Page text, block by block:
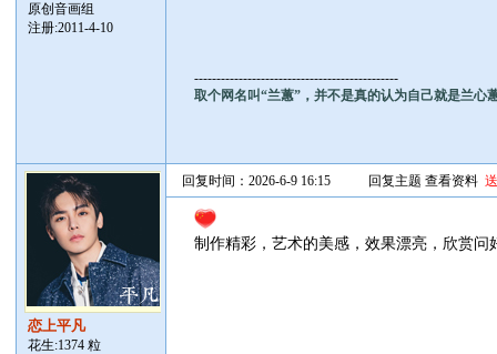
原创音画组
注册:2011-4-10
----------------------------------------------
取个网名叫“兰蕙”，并不是真的认为自己就是兰
恋上平凡
花生:1374 粒
回复时间：2026-6-9 16:15 回复主题 查看资料
制作精彩，艺术的美感，效果漂亮，欣赏问